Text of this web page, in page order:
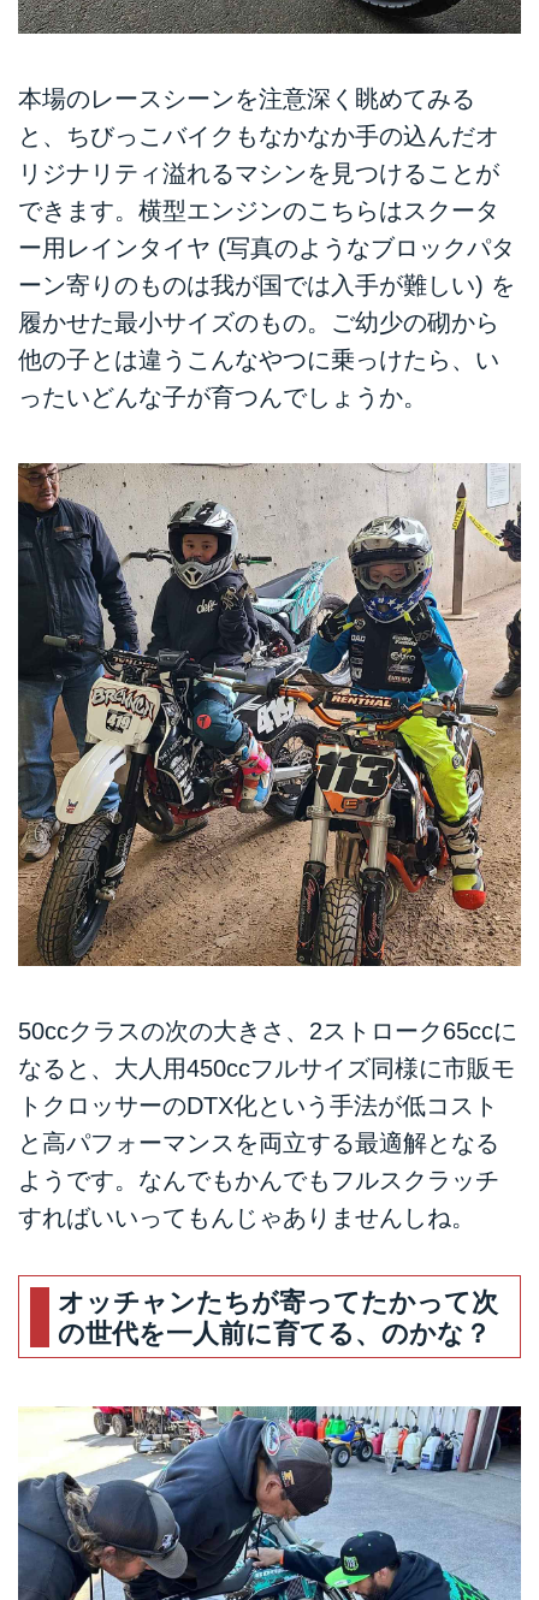
本場のレースシーンを注意深く眺めてみる
と、ちびっこバイクもなかなか手の込んだオ
リジナリティ溢れるマシンを見つけることが
できます。横型エンジンのこちらはスクータ
ー用レインタイヤ (写真のようなブロックパタ
ーン寄りのものは我が国では入手が難しい) を
履かせた最小サイズのもの。ご幼少の砌から
他の子とは違うこんなやつに乗っけたら、い
ったいどんな子が育つんでしょうか。
50ccクラスの次の大きさ、2ストローク65ccに
なると、大人用450ccフルサイズ同様に市販モ
トクロッサーのDTX化という手法が低コスト
と高パフォーマンスを両立する最適解となる
ようです。なんでもかんでもフルスクラッチ
すればいいってもんじゃありませんしね。
オッチャンたちが寄ってたかって次
の世代を一人前に育てる、のかな？